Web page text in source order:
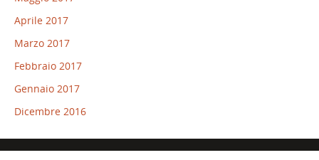
Aprile 2017
Marzo 2017
Febbraio 2017
Gennaio 2017
Dicembre 2016